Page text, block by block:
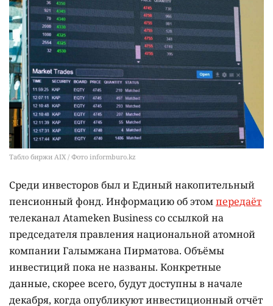
Табло биржи AIX / Фото informburo.kz
Среди инвесторов был и Единый накопительный
пенсионный фонд. Информацию об этомпередаёт
телеканал Atameken Business со ссылкой на
председателя правления национальной атомной
компании Галымжана Пирматова. Объёмы
инвестиций пока не названы. Конкретные
данные, скорее всего, будут доступны в начале
декабря, когда опубликуют инвестиционный отчёт